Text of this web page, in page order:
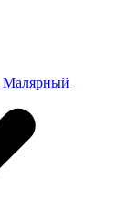
Малярный